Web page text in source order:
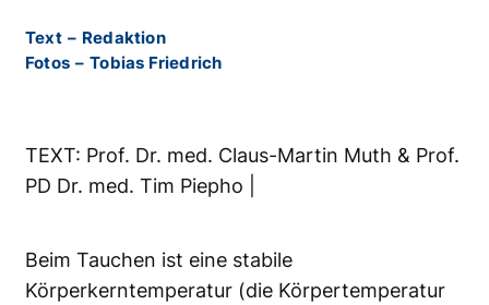
Text – Redaktion
Fotos – Tobias Friedrich
TEXT: Prof. Dr. med. Claus-Martin Muth & Prof.
PD Dr. med. Tim Piepho |
Beim Tauchen ist eine stabile
Körperkerntemperatur (die Körpertemperatur